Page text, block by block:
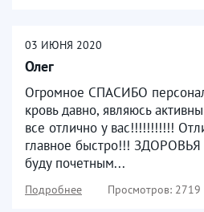
03 ИЮНЯ 2020
Олег
Огромное СПАСИБО
кровь давно, являюсь
все отлично у вас!!!!!!!!!!!
главное быстро!!!
буду почетным...
Подробнее Просмотров: 2719